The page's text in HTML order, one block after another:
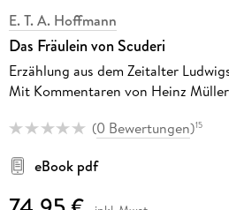
E. T. A. Hoffmann
Das Fräulein von Scuderi
Erzählung aus dem Zeitalter
Mit Kommentaren von Heinz
(0 Bewertungen)15
eBook pdf